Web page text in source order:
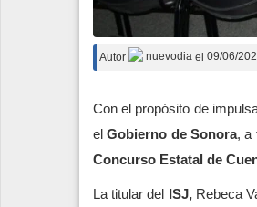
Autor nuevodia el 09/06/
Con el propósito de
elGobierno de Sonora, a
Concurso Estatal de
La titular del ISJ,Rebeca